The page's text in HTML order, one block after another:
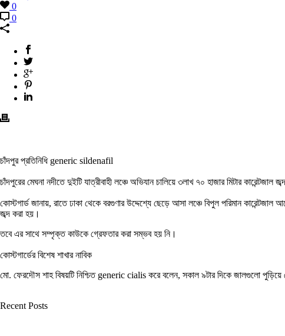
0
0
চাঁদপুর প্রতিনিধি generic sildenafil
চাঁদপুরের মেঘনা নদীতে দুইটি যাত্রীবাহী লঞ্চে অভিযান চালিয়ে ৩লাখ ৭০ হাজার মিটার
কোস্টগার্ড জানায়, রাতে ঢাকা থেকে বরগুণার উদ্দেশ্যে ছেড়ে আসা লঞ্চে বিপুল পরিমান
জব্দ করা হয়।
তবে এর সাথে সম্পৃক্ত কাউকে গ্রেফতার করা সম্ভব হয় নি।
কোস্টগার্ডের বিশেষ শাখার নাবিক
মো. ফেরদৌস শাহ বিষয়টি নিশ্চিত generic cialis করে বলেন, সকাল ৯টার দিকে জালগুলো পুড়িয়ে
Recent Posts